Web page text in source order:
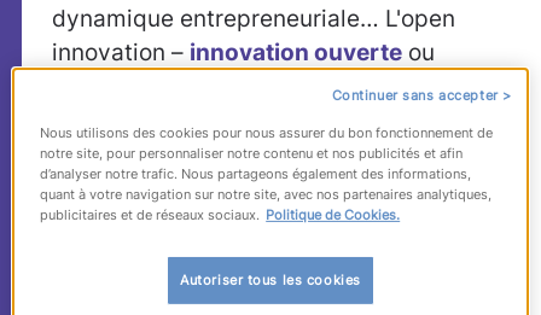
dynamique entrepreneuriale… L'open
innovation – innovation ouverte ou
– est une révolution
dans le monde de l'entreprise et pousse
les acteurs du marché à repenser leurs
schémas organisationnels et à redéfinir le
rôle des RH. Vous prenez le train en
marche ? Petit cours de rattrapage.
> Lire aussi :Open innovation : 4 défis RH
Continuer sans accepter >
Nous utilisons des cookies pour nous assurer du bon fonctionnement de
notre site, pour personnaliser notre contenu et nos publicités et afin
d’analyser notre trafic. Nous partageons également des informations,
quant à votre navigation sur notre site, avec nos partenaires analytiques,
publicitaires et de réseaux sociaux. Politique de Cookies.
Autoriser tous les cookies